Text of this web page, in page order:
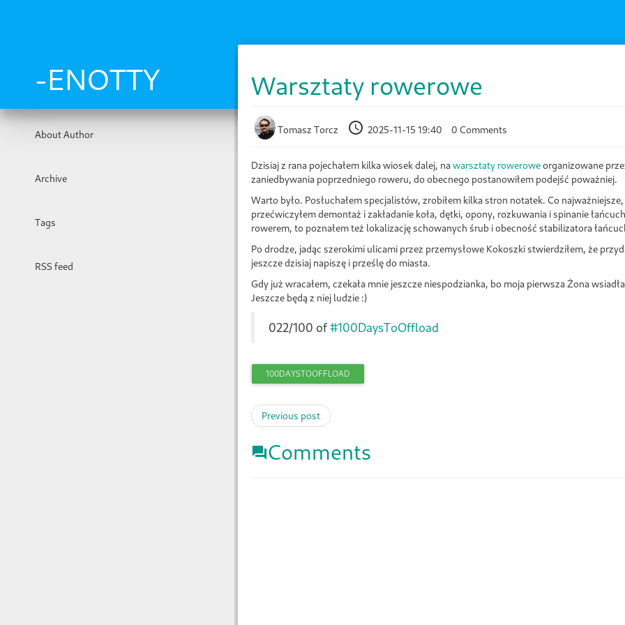
-ENOTTY
About Author
Archive
Tags
RSS feed
Warsztaty rowerowe
Tomasz Torcz 2025-11-15 19:40 0 Comments
Dzisiaj z rana pojechałem kilka wiosek dalej, na warsztaty roweroweorganizowane
zaniedbywania poprzedniego roweru, do obecnego postanowiłem podejść poważniej.
Warto było. Posłuchałem specjalistów, zrobiłem kilka stron notatek. Co
przećwiczyłem demontaż i zakładanie koła, dętki, opony, rozkuwania i spinanie
rowerem, to poznałem też lokalizację schowanych śrub i obecność stabilizatora
Po drodze, jadąc szerokimi ulicami przez przemysłowe Kokoszki stwierdziłem, że
jeszcze dzisiaj napiszę i prześlę do miasta.
Gdy już wracałem, czekała mnie jeszcze niespodzianka, bo moja pierwsza Żona
Jeszcze będą z niej ludzie :)
022/100 of#100DaysToOffload
100DAYSTOOFFLOAD
Previous post
Comments